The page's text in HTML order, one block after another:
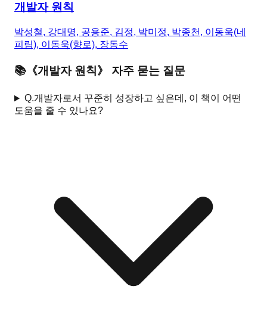
개발자 원칙
박성철, 강대명, 공용준, 김정, 박미정, 박종천, 이동욱(네
피림), 이동욱(향로), 장동수
📚 《개발자 원칙》 자주 묻는 질문
Q.개발자로서 꾸준히 성장하고 싶은데, 이 책이 어떤
도움을 줄 수 있나요?